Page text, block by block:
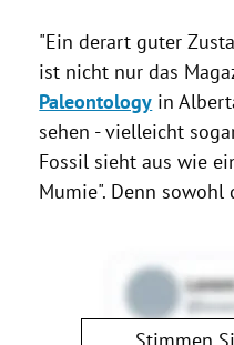
"Ein derart guter
ist nicht nur das
Paleontology in
sehen - vielleicht
Fossil sieht aus wie
Mumie". Denn
Stimmen